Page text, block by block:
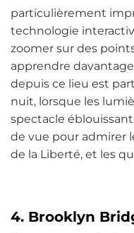
particulièrement
technologie
zoomer sur des
apprendre davantage
depuis ce lieu est
nuit, lorsque les
spectacle
de vue pour admirer
de la Liberté, et les
4. Brooklyn